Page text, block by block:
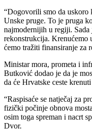
“Dogovorili smo da uskoro
Unske pruge. To je pruga
najmodernijih u regiji. Sada
rekonstrukcija. Krenućemo
ćemo tražiti finansiranje za
Ministar mora, prometa i
Butković dodao je da je
da će Hrvatske ceste
“Raspisaće se natječaj za
fizički počinje obnova
osim toga spreman i nacrt
Dvor.